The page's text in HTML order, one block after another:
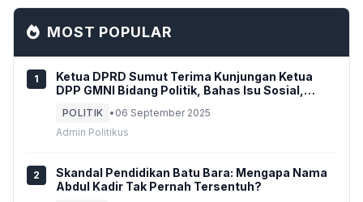
MOST POPULAR
1
Ketua DPRD Sumut Terima Kunjungan Ketua
DPP GMNI Bidang Politik, Bahas Isu Sosial,
GmnI
POLITIK • 06 September 2025
Admin Politikus
2
Skandal Pendidikan Batu Bara: Mengapa Nama
Abdul Kadir Tak Pernah Tersentuh?